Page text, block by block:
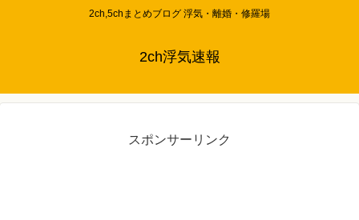
2ch,5chまとめブログ 浮気・離婚・修羅場
2ch浮気速報
スポンサーリンク